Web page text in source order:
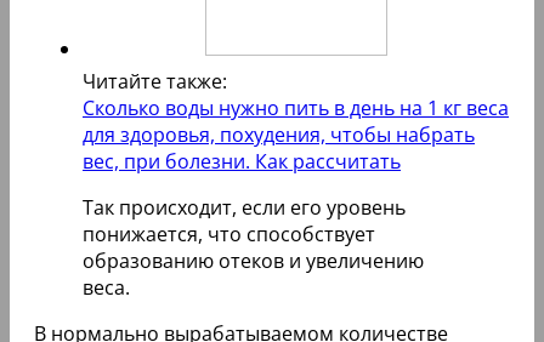
Читайте также:
Сколько воды нужно пить в день на 1 кг веса
для здоровья, похудения, чтобы набрать
вес, при болезни. Как рассчитать
Так происходит, если его уровень
понижается, что способствует
образованию отеков и увеличению
веса.
В нормально вырабатываемом количестве